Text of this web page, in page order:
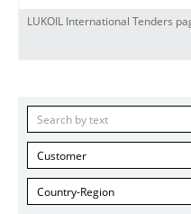
LUKOIL International Tenders
Customer
Country-Region